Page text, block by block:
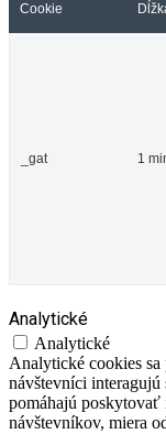
Cookie
_gat 1
Analytické
Analytické
Analytické cookies
návštevníci
pomáhajú poskytovať
návštevníkov, miera